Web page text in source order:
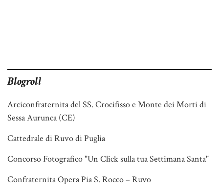
Blogroll
Arciconfraternita del SS. Crocifisso e Monte dei Morti di
Sessa Aurunca (CE)
Cattedrale di Ruvo di Puglia
Concorso Fotografico "Un Click sulla tua Settimana Santa"
Confraternita Opera Pia S. Rocco – Ruvo